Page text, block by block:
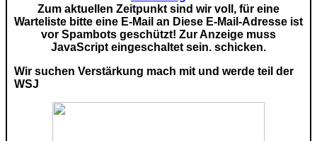
Zum aktuellen Zeitpunkt sind wir voll, für eine
Warteliste bitte eine E-Mail an Diese E-Mail-Adresse ist
vor Spambots geschützt! Zur Anzeige muss
JavaScript eingeschaltet sein. schicken.
Wir suchen Verstärkung mach mit und werde teil der
WSJ